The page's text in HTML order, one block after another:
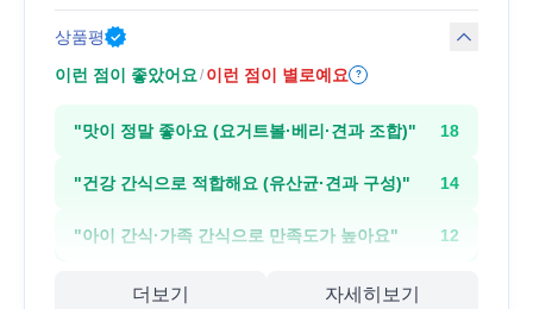
상품평
이런 점이 좋았어요 / 이런 점이 별로예요 ?
"맛이 정말 좋아요 (요거트볼·베리·견과 조합)" 18
"건강 간식으로 적합해요 (유산균·견과 구성)" 14
"아이 간식·가족 간식으로 만족도가 높아요" 12
더보기 자세히보기